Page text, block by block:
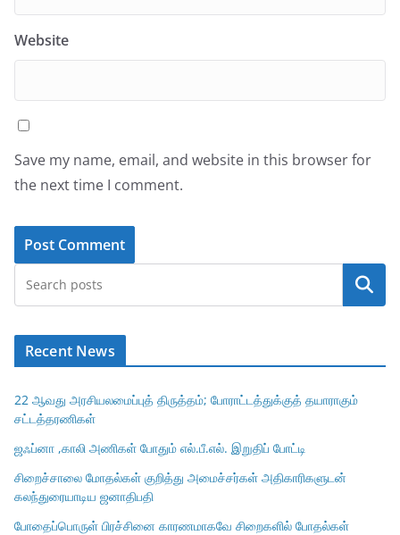
Website
Save my name, email, and website in this browser for
the next time I comment.
Search
Recent News
22 ஆவது அரசியலமைப்புத் திருத்தம்; போராட்டத்துக்குத் தயாராகும்
சட்டத்தரணிகள்
ஜஃப்னா ,காலி அணிகள் போதும் எல்.பீ.எல். இறுதிப் போட்டி
சிறைச்சாலை மோதல்கள் குறித்து அமைச்சர்கள் அதிகாரிகளுடன்
கலந்துரையாடிய ஜனாதிபதி
போதைப்பொருள் பிரச்சினை காரணமாகவே சிறைகளில் போதல்கள்